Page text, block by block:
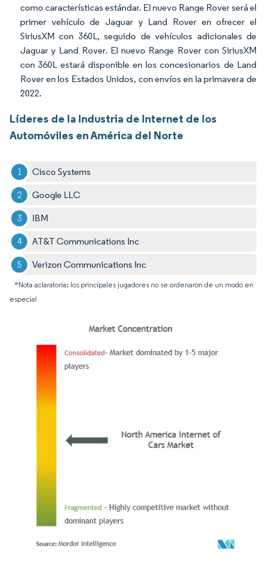
como características estándar. El nuevo Range Rover será el
primer vehículo de Jaguar y Land Rover en ofrecer el
SiriusXM con 360L, seguido de vehículos adicionales de
Jaguar y Land Rover. El nuevo Range Rover con SiriusXM
con 360L estará disponible en los concesionarios de Land
Rover en los Estados Unidos, con envíos en la primavera de
2022.
Líderes de la Industria de Internet de los
Automóviles en América del Norte
Cisco Systems
Google LLC
IBM
AT&T Communications Inc
Verizon Communications Inc
*Nota aclaratoria: los principales jugadores no se ordenaron de un modo en
especial